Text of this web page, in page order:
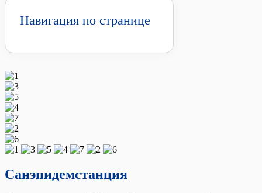
Навигация по странице
Санэпидемстанция